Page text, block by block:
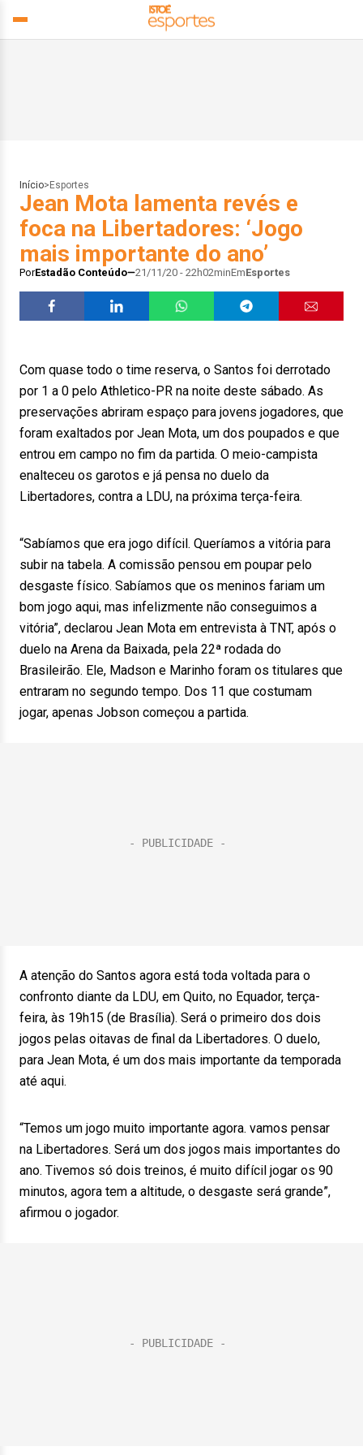
Início> Esportes
Jean Mota lamenta revés e
foca na Libertadores: ‘Jogo
mais importante do ano’
PorEstadão Conteúdo 21/11/20 - 22h02minEmEsportes
Com quase todo o time reserva, o Santos foi derrotado
por 1 a 0 pelo Athletico-PR na noite deste sábado. As
preservações abriram espaço para jovens jogadores, que
foram exaltados por Jean Mota, um dos poupados e que
entrou em campo no fim da partida. O meio-campista
enalteceu os garotos e já pensa no duelo da
Libertadores, contra a LDU, na próxima terça-feira.
“Sabíamos que era jogo difícil. Queríamos a vitória para
subir na tabela. A comissão pensou em poupar pelo
desgaste físico. Sabíamos que os meninos fariam um
bom jogo aqui, mas infelizmente não conseguimos a
vitória”, declarou Jean Mota em entrevista à TNT, após o
duelo na Arena da Baixada, pela 22ª rodada do
Brasileirão. Ele, Madson e Marinho foram os titulares que
entraram no segundo tempo. Dos 11 que costumam
jogar, apenas Jobson começou a partida.
A atenção do Santos agora está toda voltada para o
confronto diante da LDU, em Quito, no Equador, terça-
feira, às 19h15 (de Brasília). Será o primeiro dos dois
jogos pelas oitavas de final da Libertadores. O duelo,
para Jean Mota, é um dos mais importante da temporada
até aqui.
“Temos um jogo muito importante agora. vamos pensar
na Libertadores. Será um dos jogos mais importantes do
ano. Tivemos só dois treinos, é muito difícil jogar os 90
minutos, agora tem a altitude, o desgaste será grande”,
afirmou o jogador.